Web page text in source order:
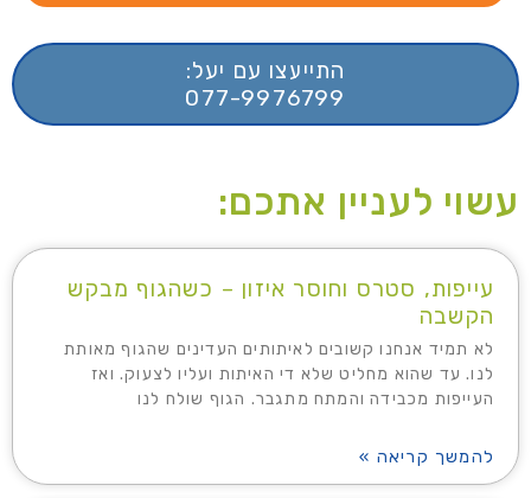
התייעצו עם יעל:
077-9976799
עשוי לעניין אתכם:
עייפות, סטרס וחוסר איזון – כשהגוף מבקש
הקשבה
לא תמיד אנחנו קשובים לאיתותים העדינים שהגוף מאותת
לנו. עד שהוא מחליט שלא די האיתות ועליו לצעוק. ואז
העייפות מכבידה והמתח מתגבר. הגוף שולח לנו
להמשך קריאה »